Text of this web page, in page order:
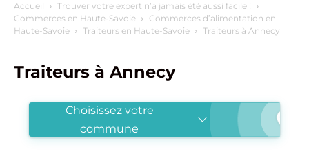
Accueil
Trouver votre expert n’a jamais été aussi facile !
Commerces en Haute-Savoie
Commerces d’alimentation en
Haute-Savoie
Traiteurs en Haute-Savoie Traiteurs à Annecy
Traiteurs à Annecy
Choisissez votre
commune